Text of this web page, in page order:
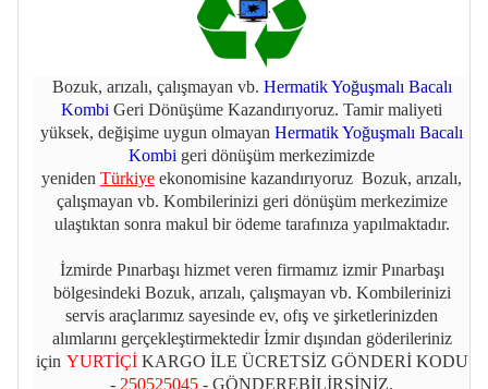
Bozuk, arızalı, çalışmayan vb. Hermatik Yoğuşmalı Bacalı
Kombi Geri Dönüşüme Kazandırıyoruz. Tamir maliyeti
yüksek, değişime uygun olmayan Hermatik Yoğuşmalı Bacalı
Kombi geri dönüşüm merkezimizde
yeniden Türkiye ekonomisine kazandırıyoruz Bozuk, arızalı,
çalışmayan vb. Kombilerinizi geri dönüşüm merkezimize
ulaştıktan sonra makul bir ödeme tarafınıza yapılmaktadır.
İzmirde Pınarbaşı hizmet veren firmamız izmir Pınarbaşı
bölgesindeki Bozuk, arızalı, çalışmayan vb. Kombilerinizi
servis araçlarımız sayesinde ev, ofış ve şirketlerinizden
alımlarını gerçekleştirmektedir İzmir dışından göderileriniz
için YURTİÇİ KARGO İLE ÜCRETSİZ GÖNDERİ KODU
- 250525045 - GÖNDEREBİLİRSİNİZ.